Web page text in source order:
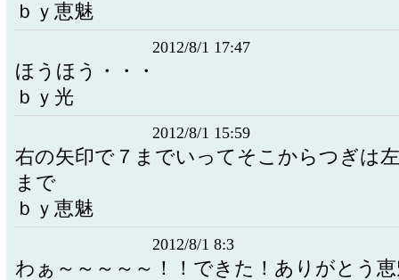
ｂｙ恵魅
2012/8/1 17:47
ほうほう・・・
ｂｙ光
2012/8/1 15:59
右の矢印で７までいってそこからつぎは
まで
ｂｙ恵魅
2012/8/1 8:3
わぁ～～～～～！！できた！ありがとう